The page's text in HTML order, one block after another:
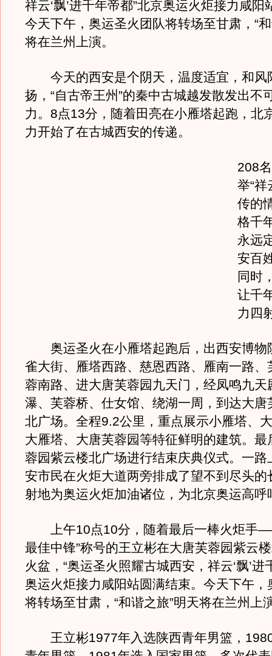
祥云‘飘’进千年帝都”北京奥运火炬接力咸阳
今天下午，奥运圣火团队将转场至甘肃，“
将在兰州上演。
今天的西安是个阴天，温度适宜，和风
扬，“自古帝王州”的秦中古城越发散发出不
力。8点13分，随着田亮在小雁塔起跑，北
力开始了在古城西安的传递。
208
举“祥
传的
格千
永远
安百
同时
让千
力四
奥运圣火在小雁塔起跑后，出西安博物
雀大街、雁塔西路、慈恩西路、雁南一路、
蓉南路、进大唐芙蓉园九天门，经凤鸣九天
瀑、芙蓉桥、仕女馆、绕湖一周，到达大唐
北广场。全程9.2公里，重点展示小雁塔、
大雁塔、大唐芙蓉园等特征鲜明的建筑。最
蓉园紫云楼北广场进行结束庆典仪式。一路
安市民在火炬大道两旁排成了望不到尽头的
射地为奥运火炬加油诸位，为北京奥运高呼
上午10点10分，随着最后一棒火炬手
最佳中锋”称号的王立彬在大唐芙蓉园紫云
火盆，“奥运圣火照耀古城西安，祥云‘飘’进
奥运火炬接力咸阳站圆满结束。今天下午，
将转场至甘肃，“和谐之旅”明天将在兰州上
王立彬1977年入选陕西青年男篮，